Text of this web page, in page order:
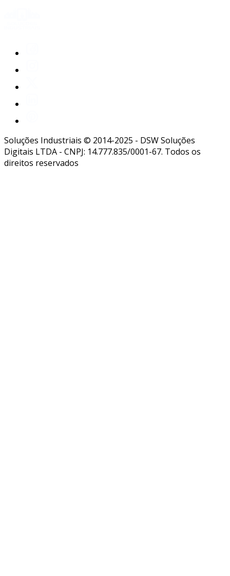
Soluções Industriais © 2014-2025 - DSW Soluções
Digitais LTDA - CNPJ: 14.777.835/0001-67. Todos os
direitos reservados